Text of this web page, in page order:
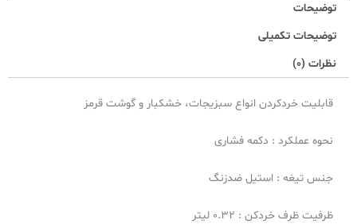
توضیحات
توضیحات تکمیلی
نظرات (0)
قابلیت خردکردن انواع سبزیجات، خشکبار و گوشت قرمز
نحوه عملکرد : دکمه فشاری
جنس تیغه : استیل ضدزنگ
ظرفیت ظرف خردکن : ۰.۳۲ لیتر